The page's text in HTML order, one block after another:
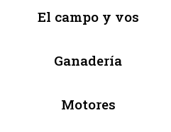
El campo y vos
Ganadería
Motores